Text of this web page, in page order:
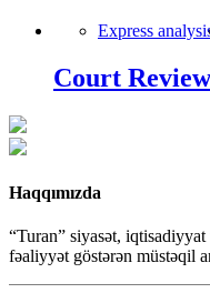
Express
Court
Haqqımızda
“Turan” siyasət,
fəaliyyət göstərən müstəqil